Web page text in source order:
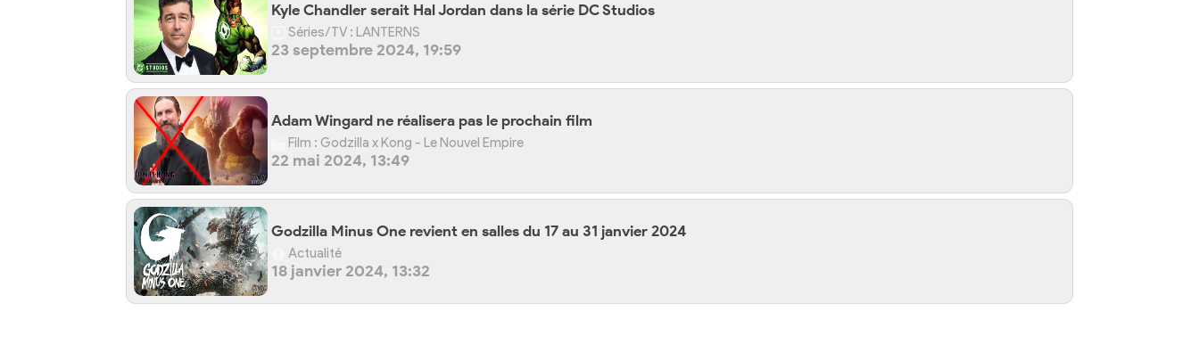
Kyle Chandler serait Hal Jordan dans la série DC Studios
Séries/TV : LANTERNS
23 septembre 2024, 19:59
Adam Wingard ne réalisera pas le prochain film
Film : Godzilla x Kong - Le Nouvel Empire
22 mai 2024, 13:49
Godzilla Minus One revient en salles du 17 au 31 janvier 2024
Actualité
18 janvier 2024, 13:32